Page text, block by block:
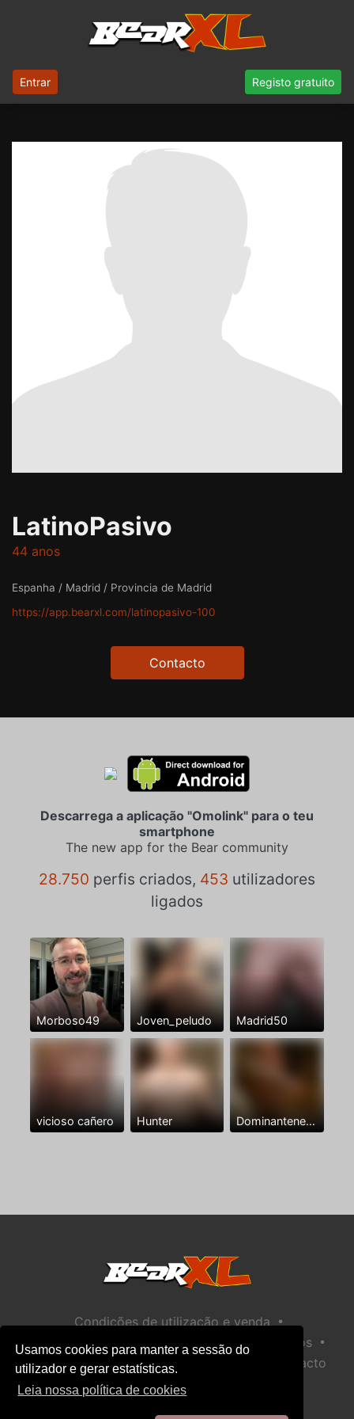
Usamos cookies para manter a sessão do
utilizador e gerar estatísticas.
Leia nossa política de cookies
Entrar Registo gratuito
LatinoPasivo
44 anos
Espanha / Madrid / Provincia de Madrid
https://app.bearxl.com/latinopasivo-100
Contacto
Descarrega a aplicação "Omolink" para o teu
smartphone
The new app for the Bear community
28.750 perfis criados, 453 utilizadores
ligados
Morboso49 Joven_peludo Madrid50
vicioso cañero Hunter Dominantenegro ya
Condições de utilização e venda •
Política de privacidade Política de Biscoitos •
Política de Segurança Infantil Ajuda / Contacto